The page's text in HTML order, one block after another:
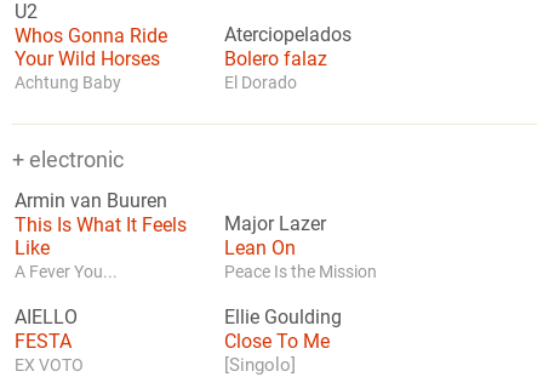
U2
Whos Gonna Ride
Your Wild Horses
Achtung Baby
Aterciopelados
Bolero falaz
El Dorado
+ electronic
Armin van Buuren
This Is What It Feels
Like
A Fever You...
Major Lazer
Lean On
Peace Is the Mission
AIELLO
FESTA
EX VOTO
Ellie Goulding
Close To Me
[Singolo]